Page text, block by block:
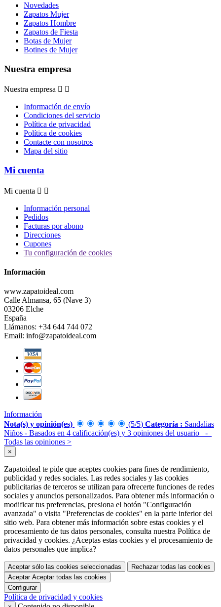
Novedades
Zapatos Mujer
Zapatos Hombre
Zapatos de Fiesta
Botas de Mujer
Botines de Mujer
Nuestra empresa
Nuestra empresa  
Información de envío
Condiciones del servicio
Política de privacidad
Política de cookies
Contacte con nosotros
Mapa del sitio
Mi cuenta
Mi cuenta  
Información personal
Pedidos
Facturas por abono
Direcciones
Cupones
Tu configuración de cookies
Información
www.zapatoideal.com
Calle Almansa, 65 (Nave 3)
03206 Elche
España
Llámanos: +34 644 744 072
Email: info@zapatoideal.com
Información
Nota(s) y opinión(es)
(5/5) Categoría : Sandalias
Niños - Basados en 4 calificación(es) y 3 opiniones del usuario
-
Todas las opiniones >
×
Zapatoideal te pide que aceptes cookies para fines de rendimiento,
publicidad y redes sociales. Las redes sociales y las cookies
publicitarias de terceros se utilizan para ofrecerte funciones de redes
sociales y anuncios personalizados. Para obtener más información o
modificar tus preferencias, presiona el botón "Configuración
avanzada" o visita "Preferencias de cookies" en la parte inferior del
sitio web. Para obtener más información sobre estas cookies y el
procesamiento de tus datos personales, consulta nuestra Política de
privacidad y cookies. ¿Aceptas estas cookies y el procesamiento de
datos personales que implica?
Aceptar sólo las cookies seleccionadas
Rechazar todas las cookies
Aceptar Aceptar todas las cookies
Configurar
Política de privacidad y cookies